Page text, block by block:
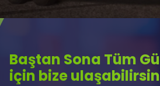
Baştan Sona Tüm
için bize